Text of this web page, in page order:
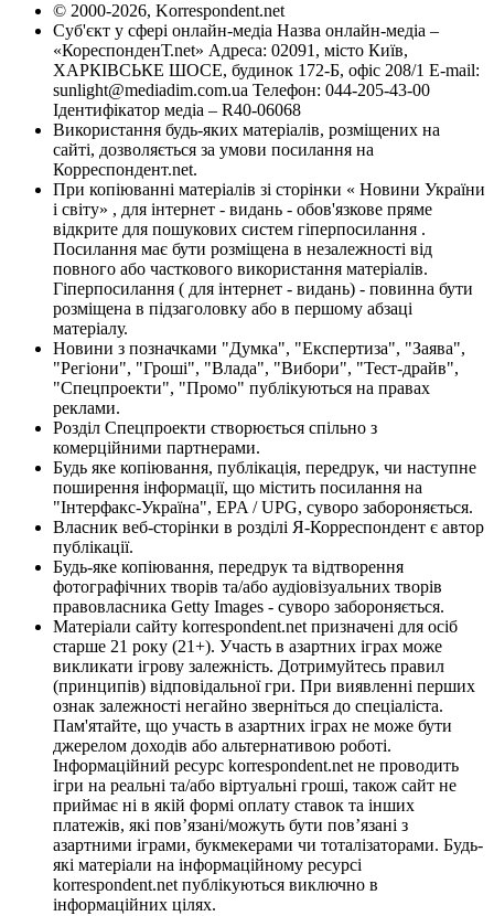
© 2000-2026, Korrespondent.net
Суб'єкт у сфері онлайн-медіа Назва онлайн-медіа –
«КореспонденТ.net» Адреса: 02091, місто Київ,
ХАРКІВСЬКЕ ШОСЕ, будинок 172-Б, офіс 208/1 E-mail:
sunlight@mediadim.com.ua Телефон: 044-205-43-00
Ідентифікатор медіа – R40-06068
Використання будь-яких матеріалів, розміщених на
сайті, дозволяється за умови посилання на
Корреспондент.net.
При копіюванні матеріалів зі сторінки « Новини України
і світу» , для інтернет - видань - обов'язкове пряме
відкрите для пошукових систем гіперпосилання .
Посилання має бути розміщена в незалежності від
повного або часткового використання матеріалів.
Гіперпосилання ( для інтернет - видань) - повинна бути
розміщена в підзаголовку або в першому абзаці
матеріалу.
Новини з позначками "Думка", "Експертиза", "Заява",
"Регіони", "Гроші", "Влада", "Вибори", "Тест-драйв",
"Спецпроекти", "Промо" публікуються на правах
реклами.
Розділ Спецпроекти створюється спільно з
комерційними партнерами.
Будь яке копіювання, публікація, передрук, чи наступне
поширення інформації, що містить посилання на
"Інтерфакс-Україна", EPA / UPG, суворо забороняється.
Власник веб-сторінки в розділі Я-Корреспондент є автор
публікації.
Будь-яке копіювання, передрук та відтворення
фотографічних творів та/або аудіовізуальних творів
правовласника Getty Images - суворо забороняється.
Матеріали сайту korrespondent.net призначені для осіб
старше 21 року (21+). Участь в азартних іграх може
викликати ігрову залежність. Дотримуйтесь правил
(принципів) відповідальної гри. При виявленні перших
ознак залежності негайно зверніться до спеціаліста.
Пам'ятайте, що участь в азартних іграх не може бути
джерелом доходів або альтернативою роботі.
Інформаційний ресурс korrespondent.net не проводить
ігри на реальні та/або віртуальні гроші, також сайт не
приймає ні в якій формі оплату ставок та інших
платежів, які пов’язані/можуть бути пов’язані з
азартними іграми, букмекерами чи тоталізаторами. Будь-
які матеріали на інформаційному ресурсі
korrespondent.net публікуються виключно в
інформаційних цілях.